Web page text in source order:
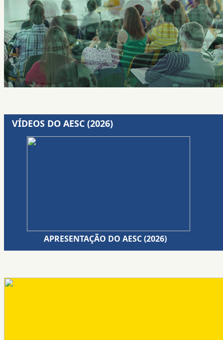
VÍDEOS DO AESC (2026)
APRESENTAÇÃO DO AESC (2026)